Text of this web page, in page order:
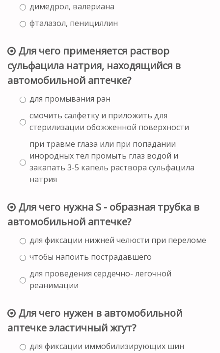
димедрол, валериана
фталазол, пенициллин
Для чего применяется раствор
сульфацила натрия, находящийся в
автомобильной аптечке?
для промывания ран
смочить салфетку и приложить для
стерилизации обожженной поверхности
при травме глаза или при попадании
инородных тел промыть глаз водой и
закапать 3-5 капель раствора сульфацила
натрия
Для чего нужна S - образная трубка в
автомобильной аптечке?
для фиксации нижней челюсти при переломе
чтобы напоить пострадавшего
для проведения сердечно- легочной
реанимации
Для чего нужен в автомобильной
аптечке эластичный жгут?
для фиксации иммобилизирующих шин